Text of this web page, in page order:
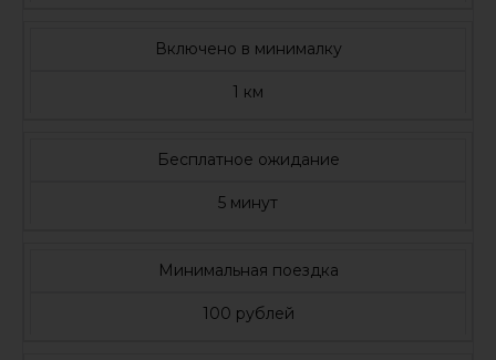
Включено в минималку
1 км
Бесплатное ожидание
5 минут
Минимальная поездка
100 рублей